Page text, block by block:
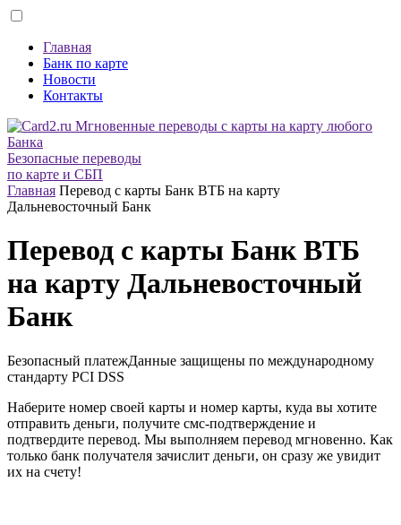
Главная
Банк по карте
Новости
Контакты
Безопасные переводы
по карте и СБП
Главная Перевод с карты Банк ВТБ на карту
Дальневосточный Банк
Перевод с карты Банк ВТБ
на карту Дальневосточный
Банк
Безопасный платежДанные защищены по международному
стандарту PCI DSS
Наберите номер своей карты и номер карты, куда вы хотите
отправить деньги, получите смс-подтверждение и
подтвердите перевод. Мы выполняем перевод мгновенно. Как
только банк получателя зачислит деньги, он сразу же увидит
их на счету!